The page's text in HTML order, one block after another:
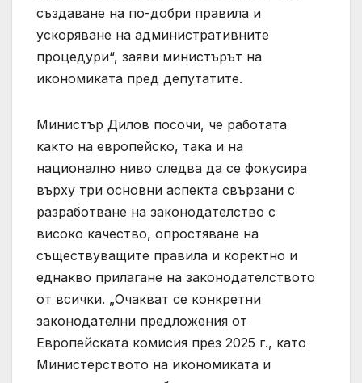
създаване на по-добри правила и
ускоряване на административните
процедури“, заяви министърът на
икономиката пред депутатите.
Министър Дилов посочи, че работата
както на европейско, така и на
национално ниво следва да се фокусира
върху три основни аспекта свързани с
разработване на законодателство с
високо качество, опростяване на
съществуващите правила и коректно и
еднакво прилагане на законодателството
от всички. „Очакват се конкретни
законодателни предложения от
Европейската комисия през 2025 г., като
Министерството на икономиката и